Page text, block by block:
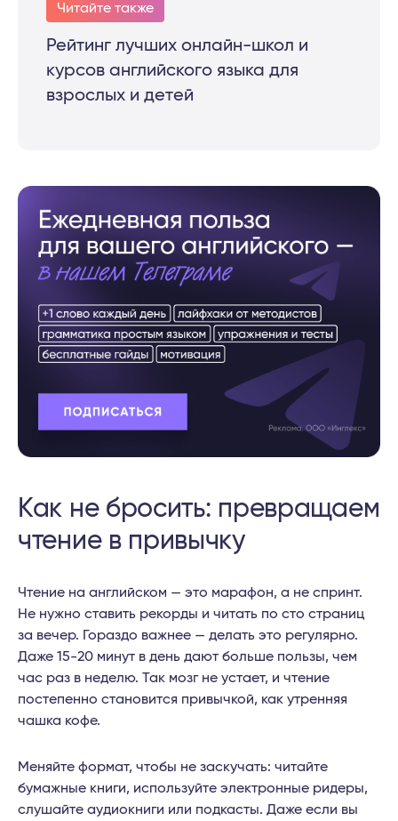
Читайте также
Рейтинг лучших онлайн-школ и
курсов английского языка для
взрослых и детей
Как не бросить: превращаем
чтение в привычку
Чтение на английском — это марафон, а не спринт.
Не нужно ставить рекорды и читать по сто страниц
за вечер. Гораздо важнее — делать это регулярно.
Даже 15-20 минут в день дают больше пользы, чем
час раз в неделю. Так мозг не устает, и чтение
постепенно становится привычкой, как утренняя
чашка кофе.
Меняйте формат, чтобы не заскучать: читайте
бумажные книги, используйте электронные ридеры,
слушайте аудиокниги или подкасты. Даже если вы